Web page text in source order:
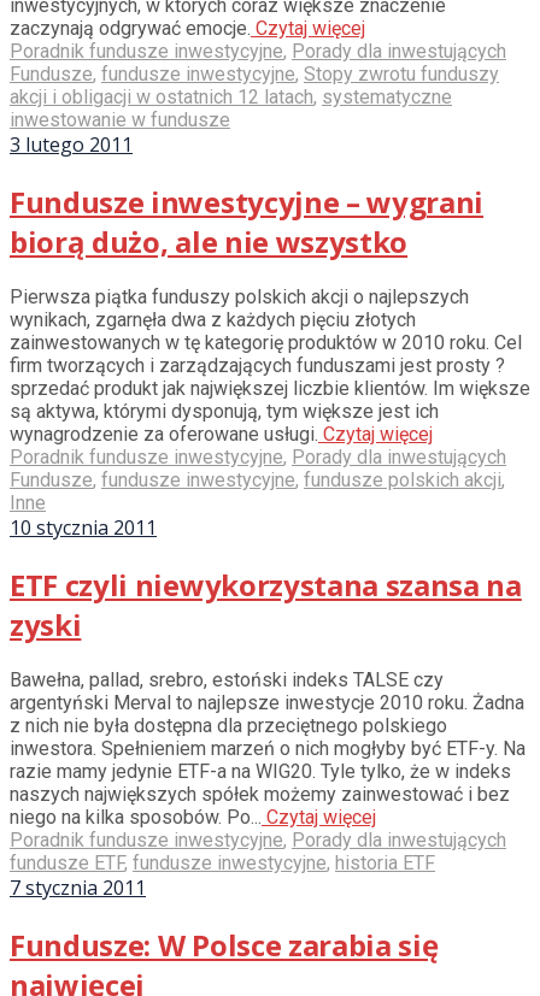
inwestycyjnych, w których coraz większe znaczenie
zaczynają odgrywać emocje. Czytaj więcej
Poradnik fundusze inwestycyjne, Porady dla inwestujących
Fundusze, fundusze inwestycyjne, Stopy zwrotu funduszy
akcji i obligacji w ostatnich 12 latach, systematyczne
inwestowanie w fundusze
3 lutego 2011
Fundusze inwestycyjne – wygrani
biorą dużo, ale nie wszystko
Pierwsza piątka funduszy polskich akcji o najlepszych
wynikach, zgarnęła dwa z każdych pięciu złotych
zainwestowanych w tę kategorię produktów w 2010 roku. Cel
firm tworzących i zarządzających funduszami jest prosty ?
sprzedać produkt jak największej liczbie klientów. Im większe
są aktywa, którymi dysponują, tym większe jest ich
wynagrodzenie za oferowane usługi. Czytaj więcej
Poradnik fundusze inwestycyjne, Porady dla inwestujących
Fundusze, fundusze inwestycyjne, fundusze polskich akcji,
Inne
10 stycznia 2011
ETF czyli niewykorzystana szansa na
zyski
Bawełna, pallad, srebro, estoński indeks TALSE czy
argentyński Merval to najlepsze inwestycje 2010 roku. Żadna
z nich nie była dostępna dla przeciętnego polskiego
inwestora. Spełnieniem marzeń o nich mogłyby być ETF-y. Na
razie mamy jedynie ETF-a na WIG20. Tyle tylko, że w indeks
naszych największych spółek możemy zainwestować i bez
niego na kilka sposobów. Po... Czytaj więcej
Poradnik fundusze inwestycyjne, Porady dla inwestujących
fundusze ETF, fundusze inwestycyjne, historia ETF
7 stycznia 2011
Fundusze: W Polsce zarabia się
najwięcej